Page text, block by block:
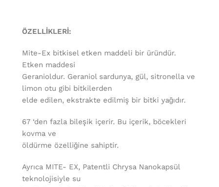
ÖZELLİKLERİ:
Mite-Ex bitkisel etken maddeli bir üründür.
Etken maddesi
Geranioldur. Geraniol sardunya, gül, sitronella ve
limon otu gibi bitkilerden
elde edilen, ekstrakte edilmiş bir bitki yağıdır.
67 ‘den fazla bileşik içerir. Bu içerik, böcekleri
kovma ve
öldürme özelliğine sahiptir.
Ayrıca MITE- EX, Patentli Chrysa Nanokapsül
teknolojisiyle su